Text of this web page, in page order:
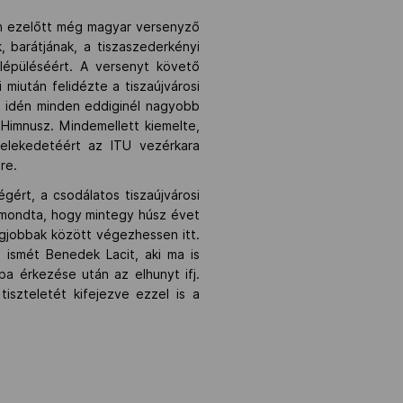
ezelőtt még magyar versenyző
barátjának, a tiszaszederkényi
A versenyt követő
felidézte a tiszaújvárosi
minden eddiginél nagyobb
Mindemellett kiemelte,
az ITU vezérkara
a csodálatos tiszaújvárosi
hogy mintegy húsz évet
között végezhessen itt.
Benedek Lacit, aki ma is
érkezése után az elhunyt ifj.
tiszteletét kifejezve ezzel is a